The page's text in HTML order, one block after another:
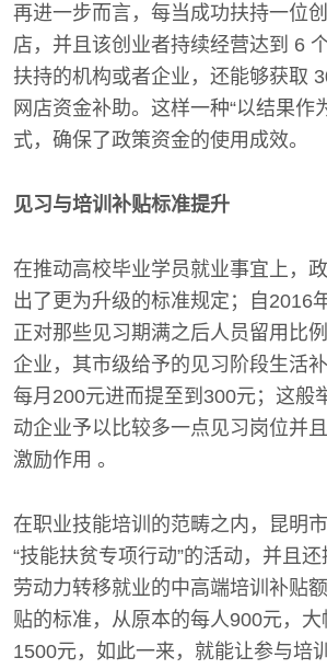
再进一步而言，每当成功扶持一位
店，并且该创业者持续经营达到 6
扶持的机构或者企业，还能够获取
网店资金补助。这样一种“以结果作
式，确保了政策资金的使用成效。
见习与培训补贴标准提升
在推动高校毕业学员就业事宜上，
出了更为升级的标准规定；自2016
正对那些见习期满之后人员留用比
企业，其市级给予的见习阶段生活
每月200元进而提至到300元；这般
动企业予以比较多一点见习岗位并
激励作用 。
在职业技能培训的范畴之内，昆明
“技能扶贫专项行动”的活动，并且
劳动力转移就业的中高端培训补贴
贴的标准，从原本的每人900元，
1500元，如此一来，就能让参与培